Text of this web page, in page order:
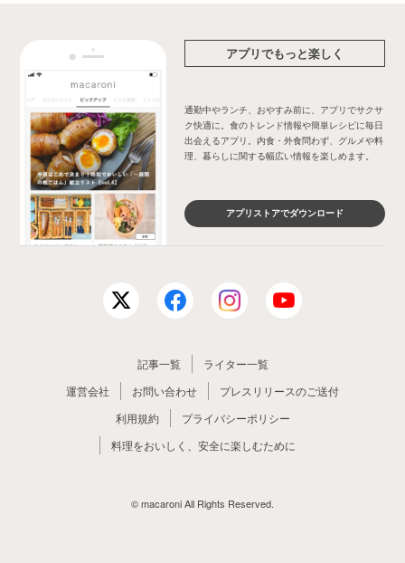
アプリでもっと楽しく
通勤中やランチ、おやすみ前に、アプリでサクサ
ク快適に。食のトレンド情報や簡単レシピに毎日
出会えるアプリ。内食・外食問わず、グルメや料
理、暮らしに関する幅広い情報を楽しめます。
アプリストアでダウンロード
記事一覧
ライター一覧
運営会社
お問い合わせ
プレスリリースのご送付
利用規約
プライバシーポリシー
料理をおいしく、安全に楽しむために
© macaroni All Rights Reserved.